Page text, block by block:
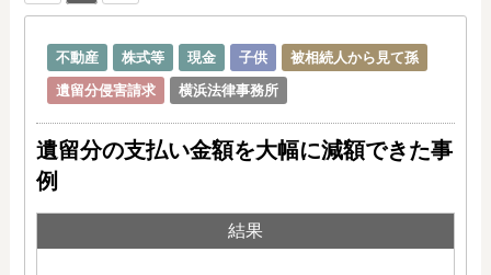
不動産 株式等 現金 子供
被相続人から見て孫
遺留分侵害請求
横浜法律事務所
遺留分の支払い金額を大幅に減額できた事
例
結果